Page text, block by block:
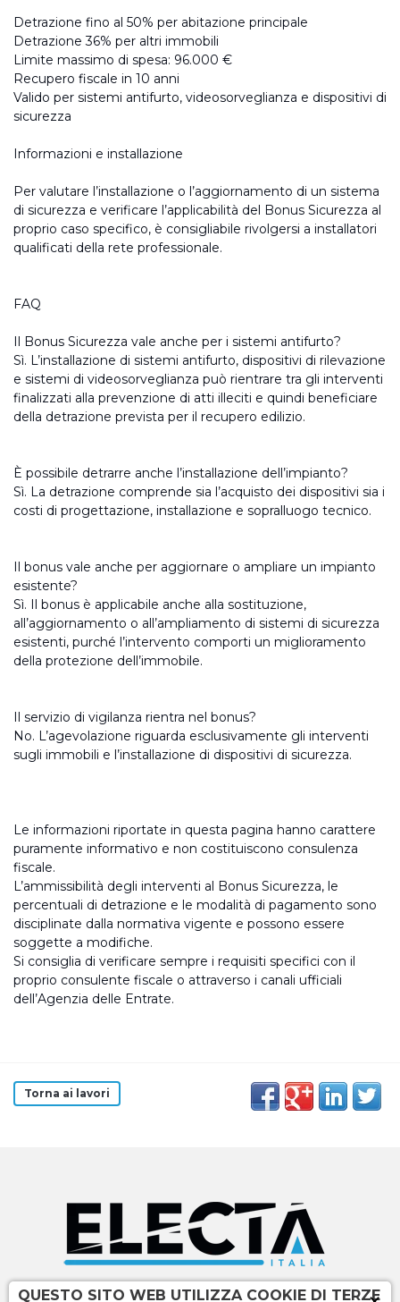
Detrazione fino al 50% per abitazione principale
Detrazione 36% per altri immobili
Limite massimo di spesa: 96.000 €
Recupero fiscale in 10 anni
Valido per sistemi antifurto, videosorveglianza e dispositivi di
sicurezza
Informazioni e installazione
Per valutare l’installazione o l’aggiornamento di un sistema
di sicurezza e verificare l’applicabilità del Bonus Sicurezza al
proprio caso specifico, è consigliabile rivolgersi a installatori
qualificati della rete professionale.
FAQ
Il Bonus Sicurezza vale anche per i sistemi antifurto?
Sì. L’installazione di sistemi antifurto, dispositivi di rilevazione
e sistemi di videosorveglianza può rientrare tra gli interventi
finalizzati alla prevenzione di atti illeciti e quindi beneficiare
della detrazione prevista per il recupero edilizio.
È possibile detrarre anche l’installazione dell’impianto?
Sì. La detrazione comprende sia l’acquisto dei dispositivi sia i
costi di progettazione, installazione e sopralluogo tecnico.
Il bonus vale anche per aggiornare o ampliare un impianto
esistente?
Sì. Il bonus è applicabile anche alla sostituzione,
all’aggiornamento o all’ampliamento di sistemi di sicurezza
esistenti, purché l’intervento comporti un miglioramento
della protezione dell’immobile.
Il servizio di vigilanza rientra nel bonus?
No. L’agevolazione riguarda esclusivamente gli interventi
sugli immobili e l’installazione di dispositivi di sicurezza.
Le informazioni riportate in questa pagina hanno carattere
puramente informativo e non costituiscono consulenza
fiscale.
L’ammissibilità degli interventi al Bonus Sicurezza, le
percentuali di detrazione e le modalità di pagamento sono
disciplinate dalla normativa vigente e possono essere
soggette a modifiche.
Si consiglia di verificare sempre i requisiti specifici con il
proprio consulente fiscale o attraverso i canali ufficiali
dell’Agenzia delle Entrate.
Torna ai lavori
QUESTO SITO WEB UTILIZZA COOKIE DI TERZE